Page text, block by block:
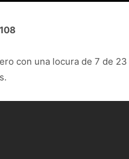
con una locura de 7 de